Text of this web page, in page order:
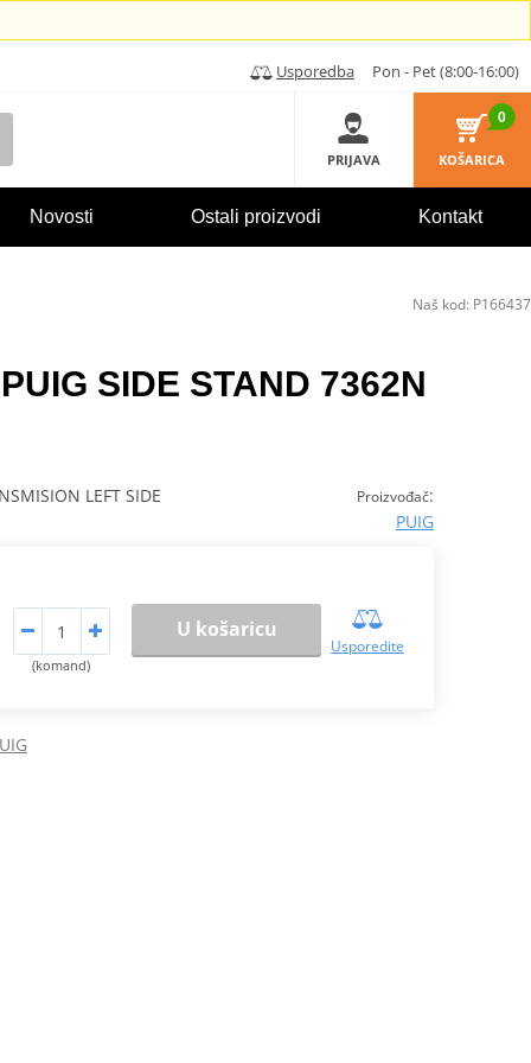
Usporedba Pon - Pet (8:00-16:00)
PRIJAVA
0
KOŠARICA
Novosti Ostali proizvodi Kontakt
SIDE STAND 7362N
Proizvođač:
PUIG
LEFT SIDE
(komand)
U košaricu
Usporedite
Naš kod: P166437